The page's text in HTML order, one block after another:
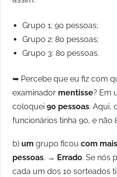
Grupo 1: 90 pessoas;
Grupo 2: 80 pessoas;
Grupo 3: 80 pessoas.
➥ Percebe que eu fiz com
examinador mentisse? Em
coloquei 90 pessoas. Aqui,
funcionários tinha 90, e não
b) um grupo ficou com
pessoas. → Errado. Se nós
cada um dos 10 sorteados